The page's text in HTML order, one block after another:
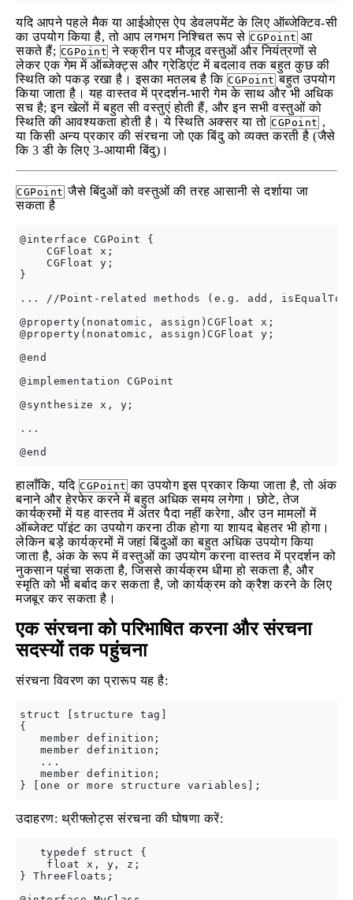
यदि आपने पहले मैक या आईओएस ऐप डेवलपमेंट के लिए ऑब्जेक्टिव-सी
का उपयोग किया है, तो आप लगभग निश्चित रूप से CGPoint आ
सकते हैं; CGPoint ने स्क्रीन पर मौजूद वस्तुओं और नियंत्रणों से
लेकर एक गेम में ऑब्जेक्ट्स और ग्रेडिएंट में बदलाव तक बहुत कुछ की
स्थिति को पकड़ रखा है। इसका मतलब है कि CGPoint बहुत उपयोग
किया जाता है। यह वास्तव में प्रदर्शन-भारी गेम के साथ और भी अधिक
सच है; इन खेलों में बहुत सी वस्तुएं होती हैं, और इन सभी वस्तुओं को
स्थिति की आवश्यकता होती है। ये स्थिति अक्सर या तो CGPoint ,
या किसी अन्य प्रकार की संरचना जो एक बिंदु को व्यक्त करती है (जैसे
कि 3 डी के लिए 3-आयामी बिंदु)।
CGPoint जैसे बिंदुओं को वस्तुओं की तरह आसानी से दर्शाया जा
सकता है
@interface CGPoint {
    CGFloat x;
    CGFloat y;
}
... //Point-related methods (e.g. add,
@property(nonatomic, assign)CGFloat x;
@property(nonatomic, assign)CGFloat y;
@end
@implementation CGPoint
@synthesize x, y;
...
हालाँकि, यदि CGPoint का उपयोग इस प्रकार किया जाता है, तो अंक
बनाने और हेरफेर करने में बहुत अधिक समय लगेगा। छोटे, तेज
कार्यक्रमों में यह वास्तव में अंतर पैदा नहीं करेगा, और उन मामलों में
ऑब्जेक्ट पॉइंट का उपयोग करना ठीक होगा या शायद बेहतर भी होगा।
लेकिन बड़े कार्यक्रमों में जहां बिंदुओं का बहुत अधिक उपयोग किया
जाता है, अंक के रूप में वस्तुओं का उपयोग करना वास्तव में प्रदर्शन को
नुकसान पहुंचा सकता है, जिससे कार्यक्रम धीमा हो सकता है, और
स्मृति को भी बर्बाद कर सकता है, जो कार्यक्रम को क्रैश करने के लिए
मजबूर कर सकता है।
एक संरचना को परिभाषित करना और संरचना
सदस्यों तक पहुंचना
संरचना विवरण का प्रारूप यह है:
struct [structure tag]
{
   member definition;
   member definition;
   ...
   member definition;
उदाहरण: थ्रीफ्लोट्स संरचना की घोषणा करें:
   typedef struct {
    float x, y, z;
} ThreeFloats;